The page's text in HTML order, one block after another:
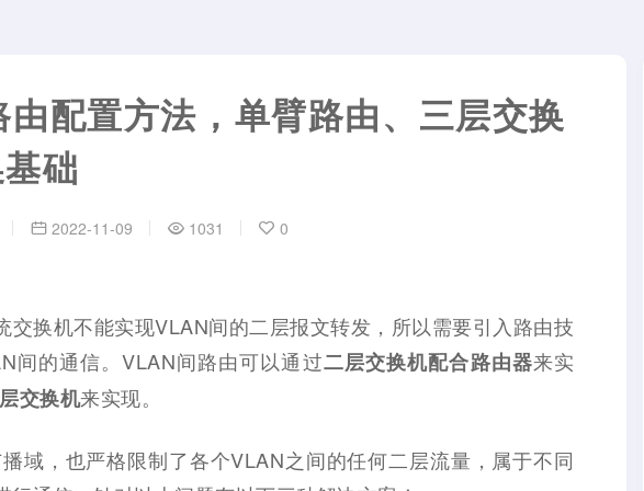
配置方法，单臂路由、三层交换
础
2022-11-09 1031 0
交换机不能实现VLAN间的二层报文转发，所以需要引入路由技
间的通信。VLAN间路由可以通过二层交换机配合路由器来实
交换机来实现。
域，也严格限制了各个VLAN之间的任何二层流量，属于不同